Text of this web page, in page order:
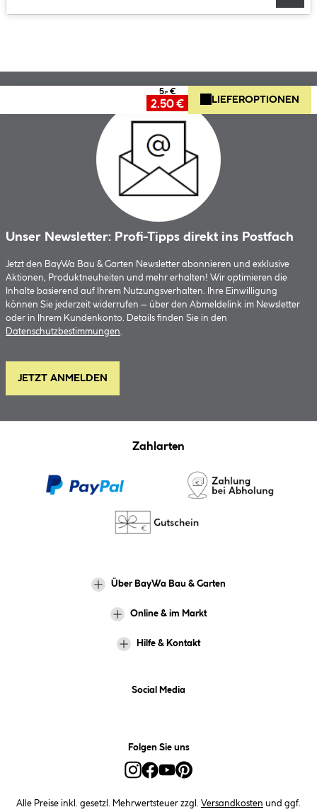
5.- €
2.50 € LIEFEROPTIONEN
Unser Newsletter: Profi-Tipps direkt ins Postfach
Jetzt den BayWa Bau & Garten Newsletter abonnieren und exklusive
Aktionen, Produktneuheiten und mehr erhalten! Wir optimieren die
Inhalte basierend auf Ihrem Nutzungsverhalten. Ihre Einwilligung
können Sie jederzeit widerrufen – über den Abmeldelink im Newsletter
oder in Ihrem Kundenkonto. Details finden Sie in den
Datenschutzbestimmungen.
JETZT ANMELDEN
Zahlarten
Über BayWa Bau & Garten
Online & im Markt
Hilfe & Kontakt
Social Media
Folgen Sie uns
Alle Preise inkl. gesetzl. Mehrwertsteuer zzgl. Versandkosten und ggf.